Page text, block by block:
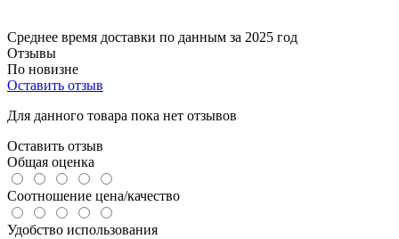
Среднее время доставки по данным за 2025 год
Отзывы
По новизне
Оставить отзыв
Для данного товара пока нет отзывов
Оставить отзыв
Общая оценка
Соотношение цена/качество
Удобство использования